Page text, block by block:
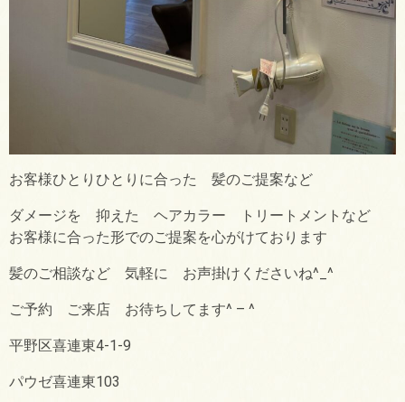
お客様ひとりひとりに合った 髪のご提案など
ダメージを 抑えた ヘアカラー トリートメントなど
お客様に合った形でのご提案を心がけております
髪のご相談など 気軽に お声掛けくださいね^_^
ご予約 ご来店 お待ちしてます^ – ^
平野区喜連東4-1-9
パウゼ喜連東103